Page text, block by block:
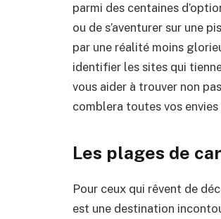
parmi des centaines
ou de s’aventurer sur une
par une réalité moins
identifier les sites qui
vous aider à trouver non
comblera toutes vos envies
Les plages de
Pour ceux qui rêvent de
est une destination